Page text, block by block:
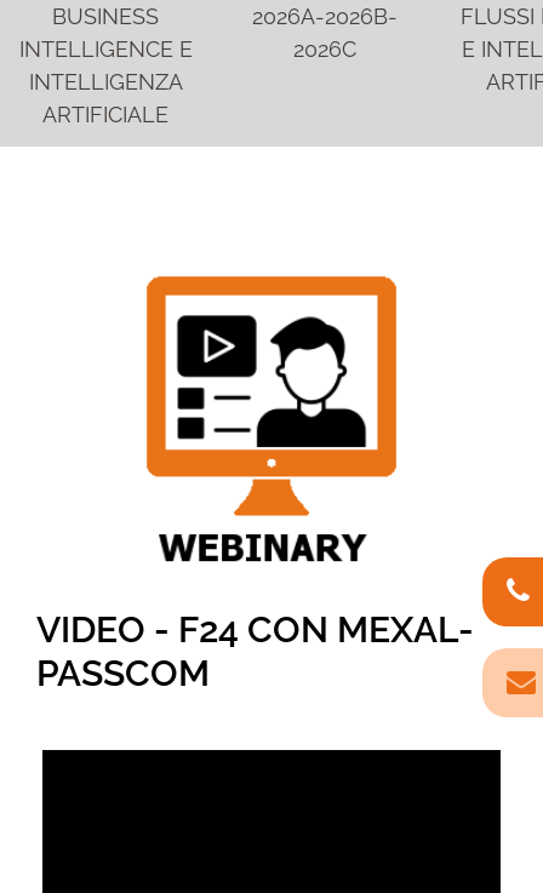
BUSINESS
INTELLIGENCE E
INTELLIGENZA
ARTIFICIALE
2026A-2026B-
2026C
FLUSSI
E
VIDEO - F24 CON MEXAL-
PASSCOM